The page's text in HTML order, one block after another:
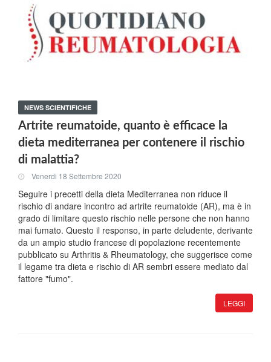
NEWS SCIENTIFICHE
Artrite reumatoide, quanto è efficace la
dieta mediterranea per contenere il rischio
di malattia?
Venerdi 18 Settembre 2020
Seguire i precetti della dieta Mediterranea non riduce il
rischio di andare incontro ad artrite reumatoide (AR), ma è in
grado di limitare questo rischio nelle persone che non hanno
mai fumato. Questo il responso, in parte deludente, derivante
da un ampio studio francese di popolazione recentemente
pubblicato su Arthritis & Rheumatology, che suggerisce come
il legame tra dieta e rischio di AR sembri essere mediato dal
fattore "fumo".
LEGGI